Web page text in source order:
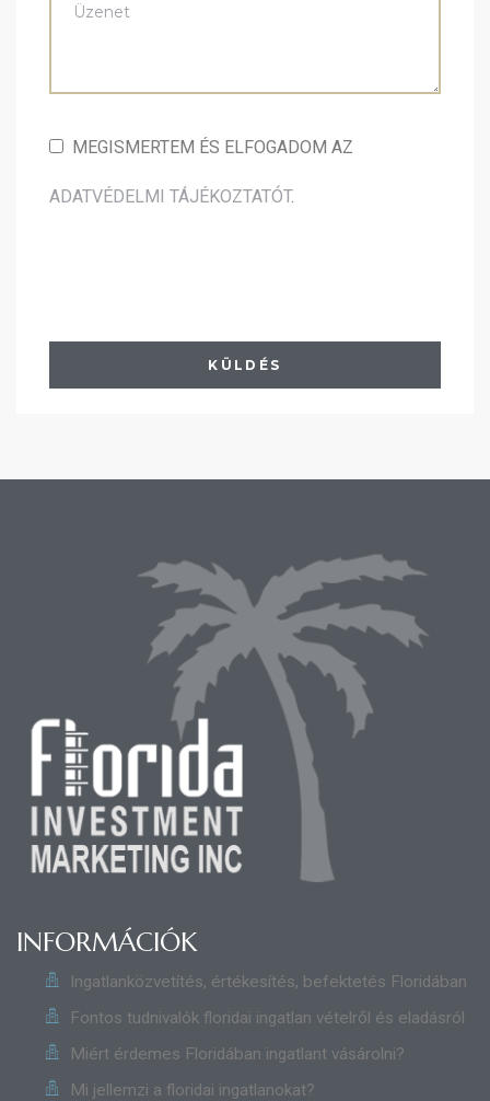
MEGISMERTEM ÉS ELFOGADOM AZ
ADATVÉDELMI TÁJÉKOZTATÓT.
INFORMÁCIÓK
Ingatlanközvetítés, értékesítés, befektetés Floridában
Fontos tudnivalók floridai ingatlan vételről és eladásról
Miért érdemes Floridában ingatlant vásárolni?
Mi jellemzi a floridai ingatlanokat?